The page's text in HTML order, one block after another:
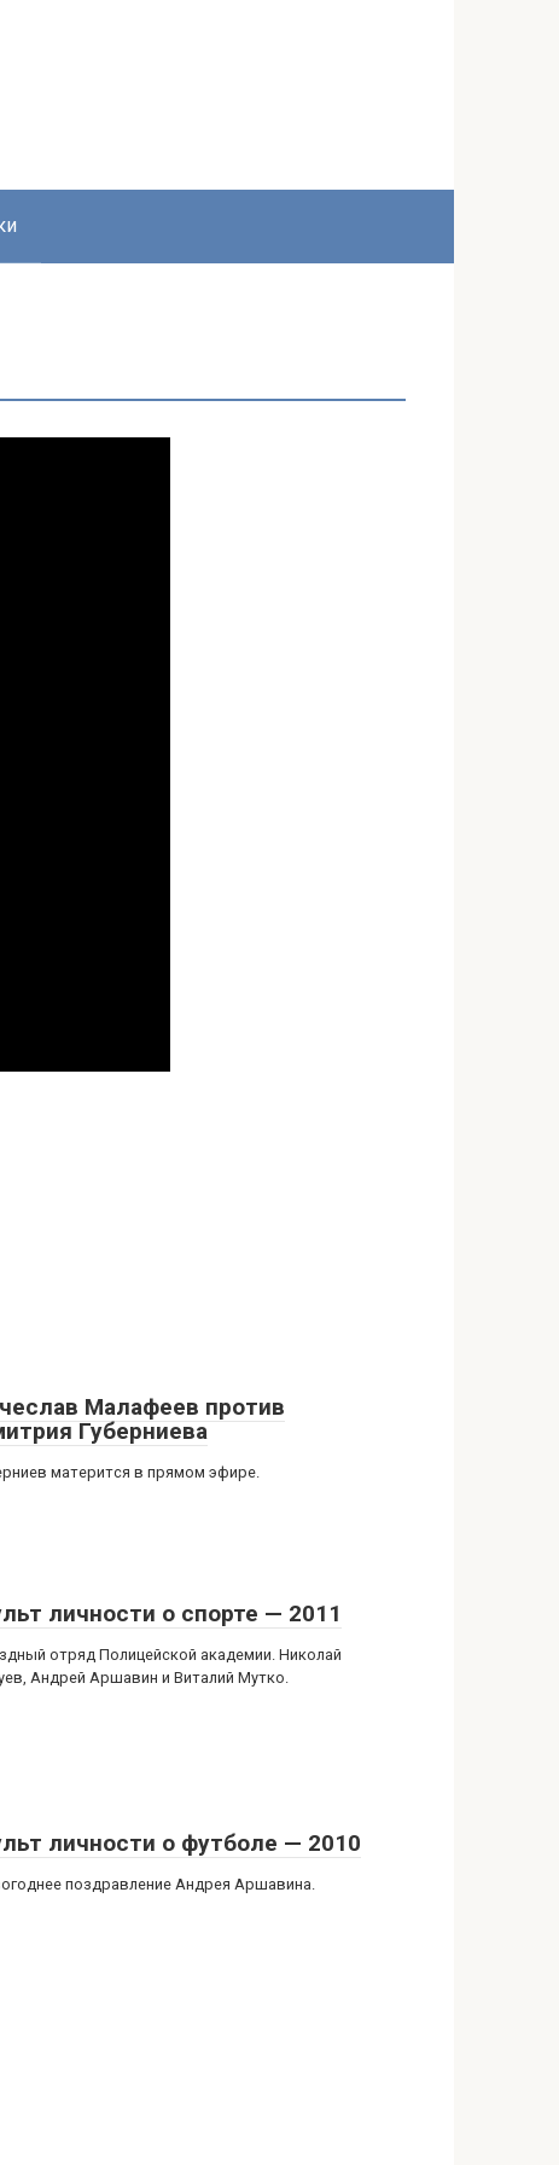
Малафеев против
Губерниева
матерится в прямом эфире.
личности о спорте — 2011
отряд Полицейской академии. Николай
Андрей Аршавин и Виталий Мутко.
личности о футболе — 2010
поздравление Андрея Аршавина.